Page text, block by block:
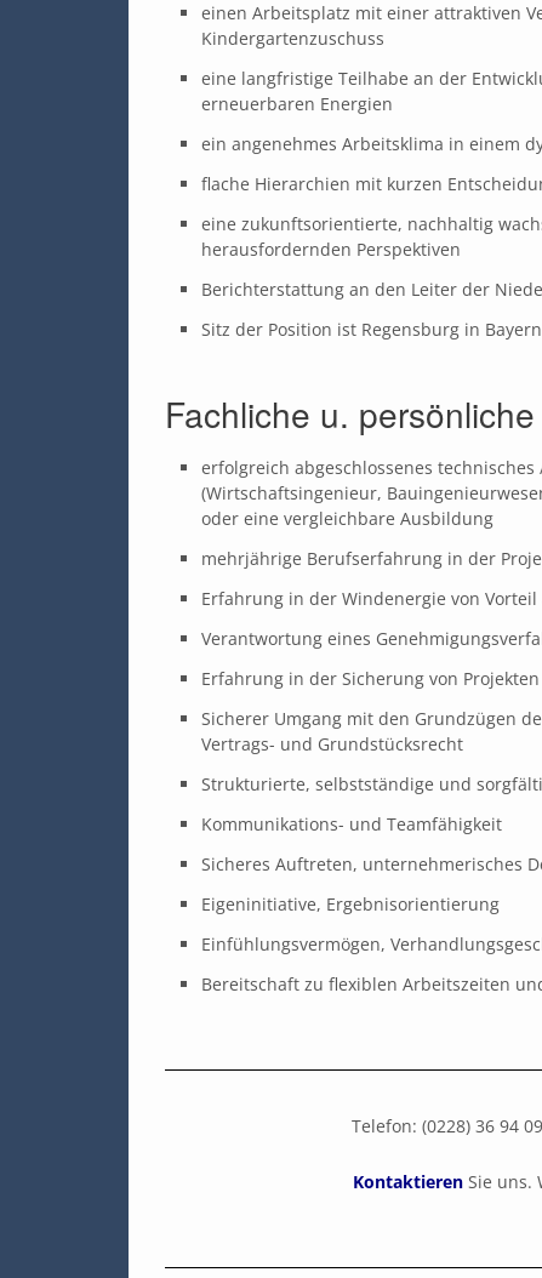
einen Arbeitsplatz mit einer attraktiven
Kindergartenzuschuss
eine langfristige Teilhabe an der
erneuerbaren Energien
ein angenehmes Arbeitsklima in einem
flache Hierarchien mit kurzen
eine zukunftsorientierte, nachhaltig
herausfordernden Perspektiven
Berichterstattung an den Leiter der
Sitz der Position ist Regensburg in
Fachliche u.
erfolgreich abgeschlossenes
(Wirtschaftsingenieur,
oder eine vergleichbare Ausbildung
mehrjährige Berufserfahrung in der
Erfahrung in der Windenergie von
Verantwortung eines
Erfahrung in der Sicherung von Projekten
Sicherer Umgang mit den Grundzügen
Vertrags- und Grundstücksrecht
Strukturierte, selbstständige und
Kommunikations- und Teamfähigkeit
Sicheres Auftreten, unternehmerisches
Eigeninitiative, Ergebnisorientierung
Einfühlungsvermögen,
Bereitschaft zu flexiblen Arbeitszeiten
Telefon: (0228) 36
KontaktierenSie uns.